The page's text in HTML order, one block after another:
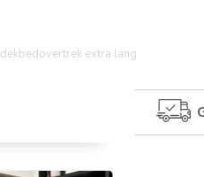
dekbedovertrek extra lang